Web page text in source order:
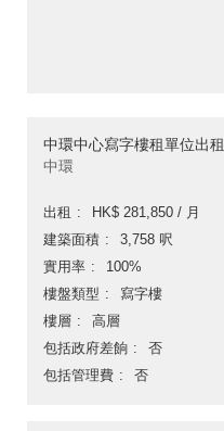
中環中心寫字樓租單位出租
中環
出租
HK$ 281,850 / 月
建築面積
3,758 呎
實用率
100%
樓盤類型
寫字樓
樓層
高層
包括政府差餉
否
包括管理費
否